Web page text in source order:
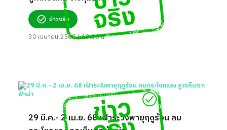
ข่าวจริง
30 เมษายน 2568 | 13:30 น.
29 มี.ค.- 2 เม.ย. 68 เฝ้าระวังพายุฤดูร้อน ลม